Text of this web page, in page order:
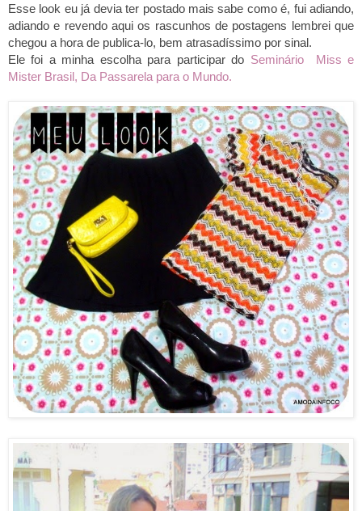
Esse look eu já devia ter postado mais sabe como é, fui adiando,
adiandoe revendo aqui os rascunhos de postagens lembrei que
chegou a hora de publica-lo, bem atrasadíssimo por sinal.
Ele foi a minha escolha para participar do Seminário Miss e
Mister Brasil, Da Passarela para o Mundo.